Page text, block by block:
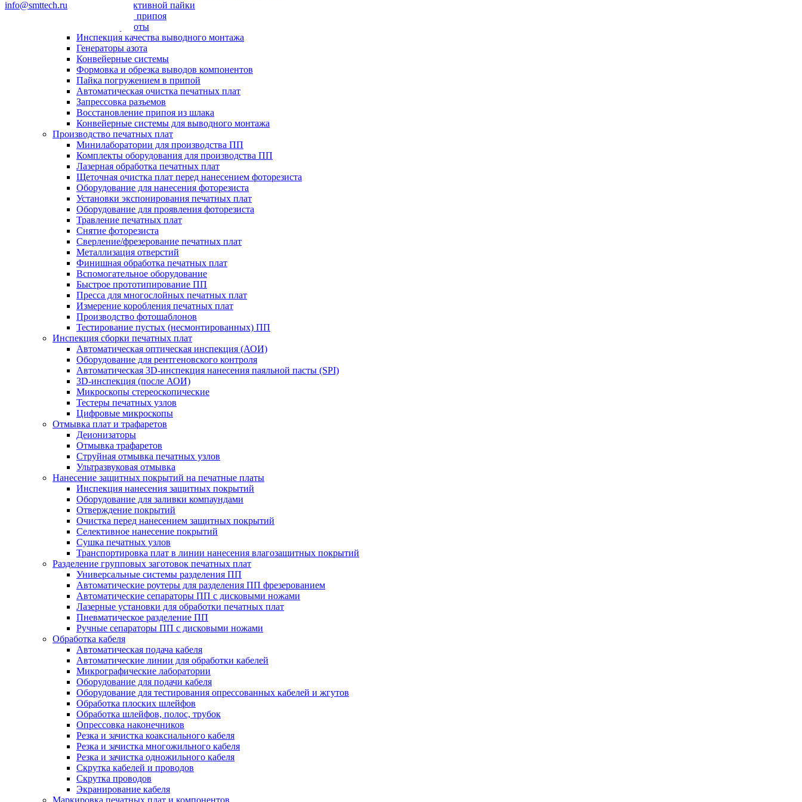
info@smttech.ru
Системы селективной пайки
Пайка волной припоя
Паяльные роботы
Инспекция качества выводного монтажа
Генераторы азота
Конвейерные системы
Формовка и обрезка выводов компонентов
Пайка погружением в припой
Автоматическая очистка печатных плат
Запрессовка разъемов
Восстановление припоя из шлака
Конвейерные системы для выводного монтажа
Производство печатных плат
Минилаборатории для производства ПП
Комплекты оборудования для производства ПП
Лазерная обработка печатных плат
Щеточная очистка плат перед нанесением фоторезиста
Оборудование для нанесения фоторезиста
Установки экспонирования печатных плат
Оборудование для проявления фоторезиста
Травление печатных плат
Снятие фоторезиста
Сверление/фрезерование печатных плат
Металлизация отверстий
Финишная обработка печатных плат
Вспомогательное оборудование
Быстрое прототипирование ПП
Пресса для многослойных печатных плат
Измерение коробления печатных плат
Производство фотошаблонов
Тестирование пустых (несмонтированных) ПП
Инспекция сборки печатных плат
Автоматическая оптическая инспекция (АОИ)
Оборудование для рентгеновского контроля
Автоматическая 3D-инспекция нанесения паяльной пасты (SPI)
3D-инспекция (после АОИ)
Микроскопы стереоскопические
Тестеры печатных узлов
Цифровые микроскопы
Отмывка плат и трафаретов
Деионизаторы
Отмывка трафаретов
Струйная отмывка печатных узлов
Ультразвуковая отмывка
Нанесение защитных покрытий на печатные платы
Инспекция нанесения защитных покрытий
Оборудование для заливки компаундами
Отверждение покрытий
Очистка перед нанесением защитных покрытий
Селективное нанесение покрытий
Сушка печатных узлов
Транспортировка плат в линии нанесения влагозащитных покрытий
Разделение групповых заготовок печатных плат
Универсальные системы разделения ПП
Автоматические роутеры для разделения ПП фрезерованием
Автоматические сепараторы ПП с дисковыми ножами
Лазерные установки для обработки печатных плат
Пневматическое разделение ПП
Ручные сепараторы ПП с дисковыми ножами
Обработка кабеля
Автоматическая подача кабеля
Автоматические линии для обработки кабелей
Микрографические лаборатории
Оборудование для подачи кабеля
Оборудование для тестирования опрессованных кабелей и жгутов
Обработка плоских шлейфов
Обработка шлейфов, полос, трубок
Опрессовка наконечников
Резка и зачистка коаксиального кабеля
Резка и зачистка многожильного кабеля
Резка и зачистка одножильного кабеля
Скрутка кабелей и проводов
Скрутка проводов
Экранирование кабеля
Маркировка печатных плат и компонентов